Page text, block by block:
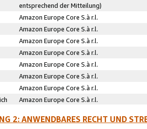
entsprechend der Mitteilung)
Amazon Europe Core S.à r.l.
Amazon Europe Core S.à r.l.
Amazon Europe Core S.à r.l.
Amazon Europe Core S.à r.l.
Amazon Europe Core S.à r.l.
Amazon Europe Core S.à r.l.
Amazon Europe Core S.à r.l.
Amazon Europe Core S.à r.l.
2: ANWENDBARES RECHT UND